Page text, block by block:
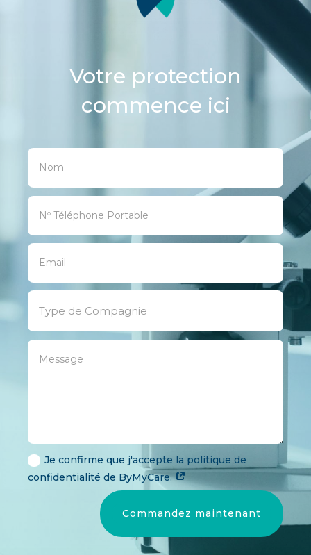
Votre protection
commence ici
Je confirme que j'accepte la politique de
confidentialité de ByMyCare.
Commandez maintenant